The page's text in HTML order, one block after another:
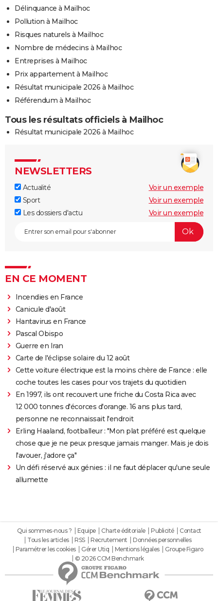
Délinquance à Mailhoc
Pollution à Mailhoc
Risques naturels à Mailhoc
Nombre de médecins à Mailhoc
Entreprises à Mailhoc
Prix appartement à Mailhoc
Résultat municipale 2026 à Mailhoc
Référendum à Mailhoc
Tous les résultats officiels à Mailhoc
Résultat municipale 2026 à Mailhoc
NEWSLETTERS
Actualité
Voir un exemple
Sport
Voir un exemple
Les dossiers d'actu
Voir un exemple
EN CE MOMENT
Incendies en France
Canicule d'août
Hantavirus en France
Pascal Obispo
Guerre en Iran
Carte de l'éclipse solaire du 12 août
Cette voiture électrique est la moins chère de France : elle
coche toutes les cases pour vos trajets du quotidien
En 1997, ils ont recouvert une friche du Costa Rica avec
12 000 tonnes d'écorces d'orange. 16 ans plus tard,
personne ne reconnaissait l'endroit
Erling Haaland, footballeur : "Mon plat préféré est quelque
chose que je ne peux presque jamais manger. Mais je dois
l'avouer, j'adore ça"
Un défi réservé aux génies : il ne faut déplacer qu'une seule
allumette
Qui sommes-nous ? Equipe Charte éditoriale Publicité
Contact
Tous les articles
RSS Recrutement
Données personnelles
Paramétrer les cookies
Gérer Utiq Mentions légales
Groupe Figaro
© 2026 CCM Benchmark